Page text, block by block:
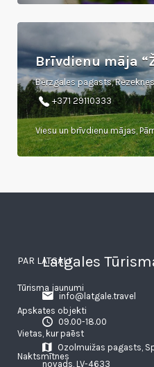
Brīvdienu māja
Bērzgales pagasts,
+371 29110333
Viesu un brīvdienu mājas,
Latgales
info@latgale.travel
09.00-18.00
Ozolmuižas pagasts,
novads, LV-4633
PAR LATGALI
Tūrisma jaunumi
Apskates objekti
Vietas, kur paēst
Naktsmītnes